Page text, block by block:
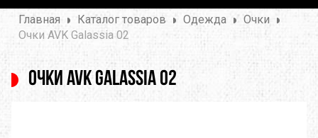
Главная Каталог товаров Одежда
Очки
Очки AVK Galassia 02
Очки AVK Galassia 02